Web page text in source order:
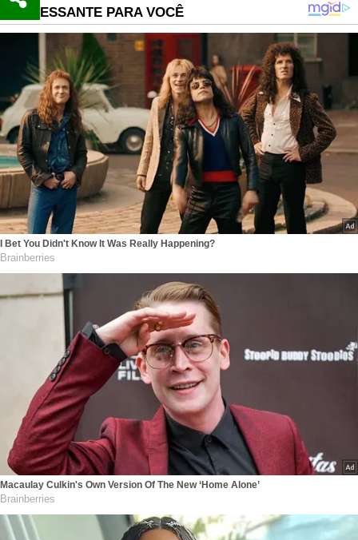
INTERESSANTE PARA VOCÊ
I Bet You Didn't Know It Was Really Happening?
Brainberries
Macaulay Culkin's Own Version Of The New ‘Home Alone’
Brainberries